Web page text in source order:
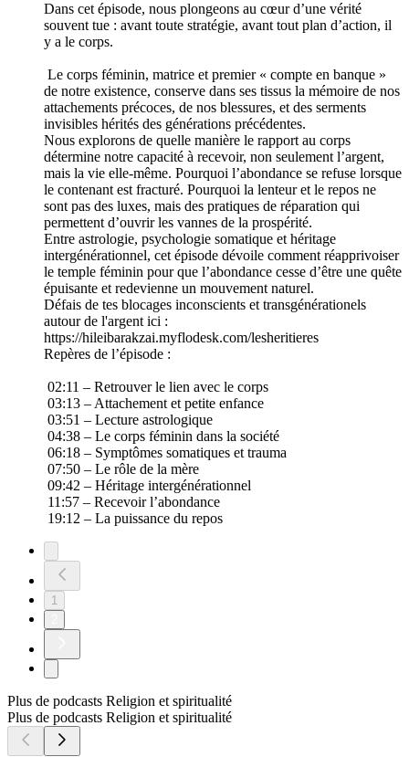
Dans cet épisode, nous plongeons au cœur d’une vérité
souvent tue : avant toute stratégie, avant tout plan d’action, il
y a le corps.
Le corps féminin, matrice et premier « compte en banque »
de notre existence, conserve dans ses tissus la mémoire de nos
attachements précoces, de nos blessures, et des serments
invisibles hérités des générations précédentes.
Nous explorons de quelle manière le rapport au corps
détermine notre capacité à recevoir, non seulement l’argent,
mais la vie elle-même. Pourquoi l’abondance se refuse lorsque
le contenant est fracturé. Pourquoi la lenteur et le repos ne
sont pas des luxes, mais des pratiques de réparation qui
permettent d’ouvrir les vannes de la prospérité.
Entre astrologie, psychologie somatique et héritage
intergénérationnel, cet épisode dévoile comment réapprivoiser
le temple féminin pour que l’abondance cesse d’être une quête
épuisante et redevienne un mouvement naturel.
Défais de tes blocages inconscients et transgénérationels
autour de l'argent ici :
https://hileibarakzai.myflodesk.com/lesheritieres
Repères de l’épisode :
02:11 – Retrouver le lien avec le corps
03:13 – Attachement et petite enfance
03:51 – Lecture astrologique
04:38 – Le corps féminin dans la société
06:18 – Symptômes somatiques et trauma
07:50 – Le rôle de la mère
09:42 – Héritage intergénérationnel
11:57 – Recevoir l’abondance
19:12 – La puissance du repos
1
Plus de podcasts Religion et spiritualité
Plus de podcasts Religion et spiritualité